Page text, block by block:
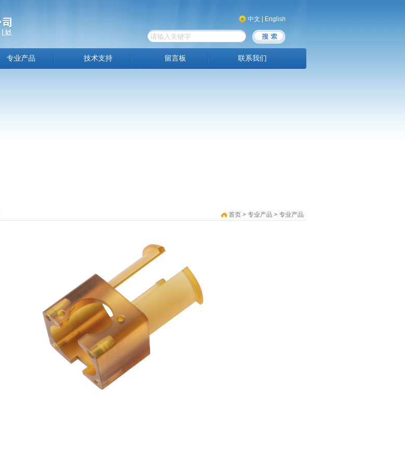
中文 English
专业产品 技术支持 留言板 联系我们
首页 > 专业产品 > 专业产品